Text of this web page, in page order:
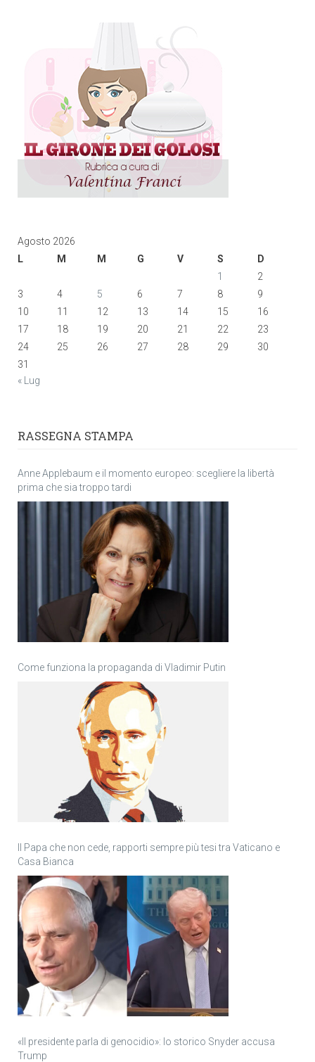
Agosto 2026
L
M M G V S
D
1
2
3
4 5 6 7 8
9
10
11 12 13 14 15
16
17
18 19 20 21 22
23
24
25 26 27 28 29
30
31
« Lug
RASSEGNA STAMPA
Anne Applebaum e il momento europeo: scegliere la libertà
prima che sia troppo tardi
Come funziona la propaganda di Vladimir Putin
Il Papa che non cede, rapporti sempre più tesi tra Vaticano e
Casa Bianca
«Il presidente parla di genocidio»: lo storico Snyder accusa
Trump